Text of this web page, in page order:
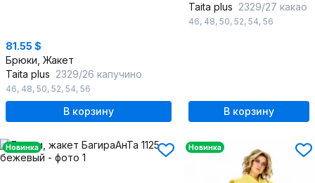
81.55 $
Брюки, Жакет
Taita plus 2329/26 капучино
46, 48, 50, 52, 54, 56
В корзину
Taita plus 2329/27 какао
46, 48, 50, 52, 54, 56
В корзину
Новинка Новинка